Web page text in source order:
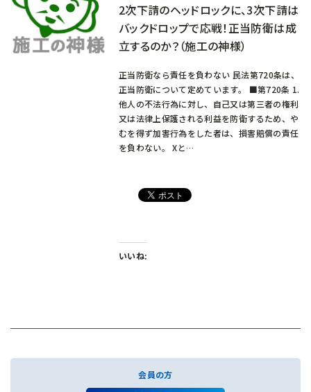
2次下請のヘッドロックに、3次下請は
バックドロップで応戦！正当防衛は成
立するのか？（施工の神様）
正当防衛なら責任を負わない 民法第720条は、
正当防衛について定めています。 ■第720条 1.
他人の不法行為に対し、自己又は第三者の権利
又は法律上保護される利益を防衛するため、や
むを得ず加害行為をした者は、損害賠償の責任
を負わない。 Xと…
いいね:
会員の方